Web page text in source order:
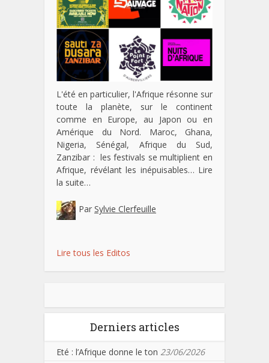
L'été en particulier, l'Afrique résonne sur
toute la planète, sur le continent
comme en Europe, au Japon ou en
Amérique du Nord. Maroc, Ghana,
Nigeria, Sénégal, Afrique du Sud,
Zanzibar : les festivals se multiplient en
Afrique, révélant les inépuisables… Lire
la suite…
Par Sylvie Clerfeuille
Lire tous les Editos
Derniers articles
Eté : l’Afrique donne le ton 23/06/2026